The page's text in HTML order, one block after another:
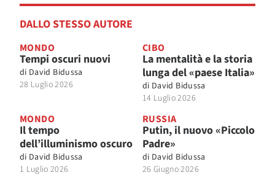
DALLO STESSO AUTORE
MONDO
Tempi oscuri nuovi
di David Bidussa
28 Luglio 2026
CIBO
La mentalità e la storia
lunga del «paese Italia»
di David Bidussa
14 Luglio 2026
MONDO
Il tempo
dell’illuminismo oscuro
di David Bidussa
1 Luglio 2026
RUSSIA
Putin, il nuovo «Piccolo
Padre»
di David Bidussa
26 Giugno 2026